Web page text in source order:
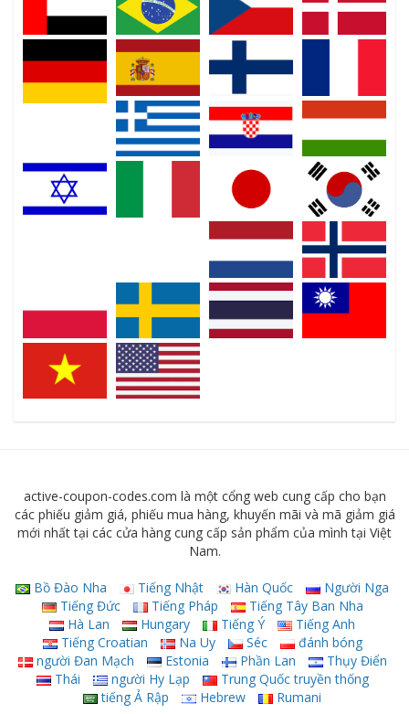
active-coupon-codes.com là một cổng web cung cấp cho bạn
các phiếu giảm giá, phiếu mua hàng, khuyến mãi và mã giảm giá
mới nhất tại các cửa hàng cung cấp sản phẩm của mình tại Việt
Nam.
Bồ Đào Nha Tiếng Nhật Hàn Quốc
Người Nga
Tiếng Đức
Tiếng Pháp
Tiếng Tây Ban Nha
Hà Lan
Hungary Tiếng Ý
Tiếng Anh
Tiếng Croatian
Na Uy Séc
đánh bóng
người Đan Mạch
Estonia Phần Lan
Thụy Điển
Thái
người Hy Lạp
Trung Quốc truyền thống
tiếng Ả Rập
Hebrew Rumani